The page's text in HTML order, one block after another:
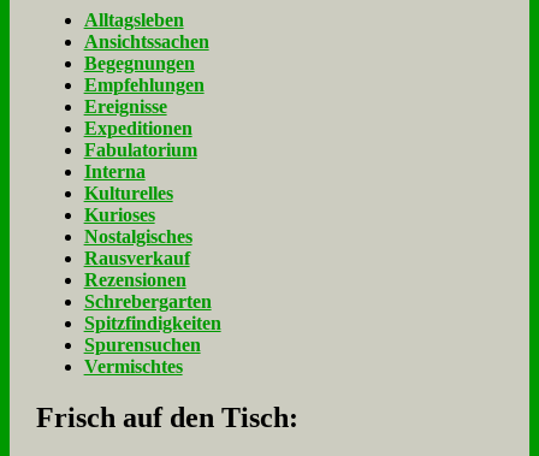
Alltagsleben
Ansichtssachen
Begegnungen
Empfehlungen
Ereignisse
Expeditionen
Fabulatorium
Interna
Kulturelles
Kurioses
Nostalgisches
Rausverkauf
Rezensionen
Schrebergarten
Spitzfindigkeiten
Spurensuchen
Vermischtes
Frisch auf den Tisch: